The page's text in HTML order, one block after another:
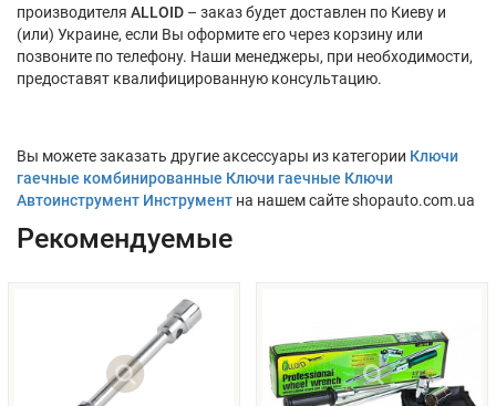
производителя ALLOID – заказ будет доставлен по Киеву и
(или) Украине, если Вы оформите его через корзину или
позвоните по телефону. Наши менеджеры, при необходимости,
предоставят квалифицированную консультацию.
Вы можете заказать другие аксессуары из категории Ключи
гаечные комбинированные Ключи гаечные Ключи
Автоинструмент Инструмент на нашем сайте shopauto.com.ua
Рекомендуемые